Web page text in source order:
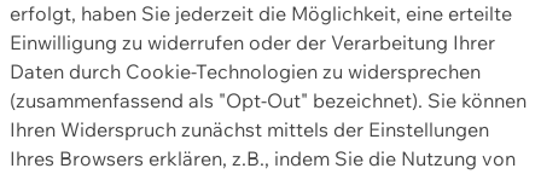
erfolgt, haben Sie jederzeit die Möglichkeit, eine erteilte
Einwilligung zu widerrufen oder der Verarbeitung Ihrer
Daten durch Cookie-Technologien zu widersprechen
(zusammenfassend als "Opt-Out" bezeichnet). Sie können
Ihren Widerspruch zunächst mittels der Einstellungen
Ihres Browsers erklären, z.B., indem Sie die Nutzung von